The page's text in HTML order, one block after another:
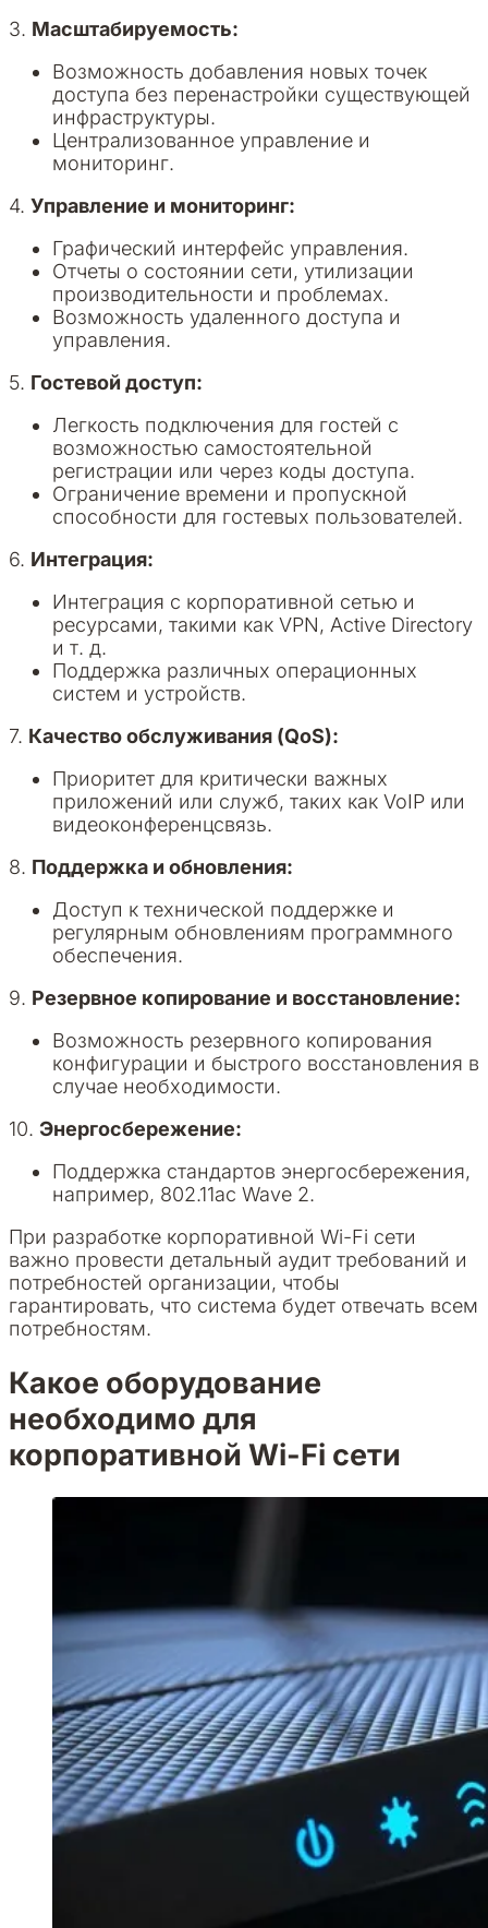
3. Масштабируемость:
Возможность добавления новых точек
доступа без перенастройки существующей
инфраструктуры.
Централизованное управление и
мониторинг.
4. Управление и мониторинг:
Графический интерфейс управления.
Отчеты о состоянии сети, утилизации
производительности и проблемах.
Возможность удаленного доступа и
управления.
5. Гостевой доступ:
Легкость подключения для гостей с
возможностью самостоятельной
регистрации или через коды доступа.
Ограничение времени и пропускной
способности для гостевых пользователей.
6. Интеграция:
Интеграция с корпоративной сетью и
ресурсами, такими как VPN, Active Directory
и т. д.
Поддержка различных операционных
систем и устройств.
7. Качество обслуживания (QoS):
Приоритет для критически важных
приложений или служб, таких как VoIP или
видеоконференцсвязь.
8. Поддержка и обновления:
Доступ к технической поддержке и
регулярным обновлениям программного
обеспечения.
9. Резервное копирование и восстановление:
Возможность резервного копирования
конфигурации и быстрого восстановления в
случае необходимости.
10. Энергосбережение:
Поддержка стандартов энергосбережения,
например, 802.11ac Wave 2.
При разработке корпоративной Wi-Fi сети
важно провести детальный аудит требований и
потребностей организации, чтобы
гарантировать, что система будет отвечать всем
потребностям.
Какое оборудование
необходимо для
корпоративной Wi-Fi сети